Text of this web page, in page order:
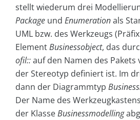
stellt wiederum drei
Package und Enumerationals
UML bzw. des Werkzeugs
ElementBusinessobject, das
ofil::auf den Namen des Pakets
der Stereotyp definiert ist. Im
dann der Diagrammtyp
Der Name des
der KlasseBusinessmodelling